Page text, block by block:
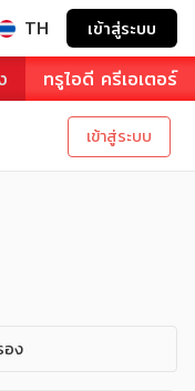
TH เข้าสู่ระบบ
ทรูไอดี ครีเอเตอร์
เข้าสู่ระบบ
ง